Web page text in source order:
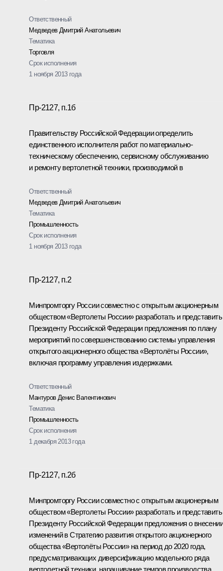
Ответственный
Медведев Дмитрий Анатольевич
Тематика
Торговля
Срок исполнения
1 ноября 2013 года
Пр-2127, п.1б
Правительству Российской Федерации определить
единственного исполнителя работ по материально-
техническому обеспечению, сервисному обслуживанию
и ремонту вертолетной техники, производимой в
Ответственный
Медведев Дмитрий Анатольевич
Тематика
Промышленность
Срок исполнения
1 ноября 2013 года
Пр-2127, п.2
Минпромторгу России совместно с открытым акционерным
обществом «Вертолеты России» разработать и представить
Президенту Российской Федерации предложения по плану
мероприятий по совершенствованию системы управления
открытого акционерного общества «Вертолёты России»,
включая программу управления издержками.
Ответственный
Мантуров Денис Валентинович
Тематика
Промышленность
Срок исполнения
1 декабря 2013 года
Пр-2127, п.2б
Минпромторгу России совместно с открытым акционерным
обществом «Вертолеты России» разработать и представить
Президенту Российской Федерации предложения о внесении
изменений в Стратегию развития открытого акционерного
общества «Вертолёты России» на период до 2020 года,
предусматривающих диверсификацию модельного ряда
вертолетной техники, наращивание темпов производства